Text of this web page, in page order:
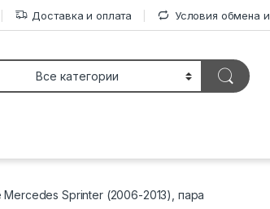
Доставка и оплата Условия обмена
Sprinter (2006-2013), пара